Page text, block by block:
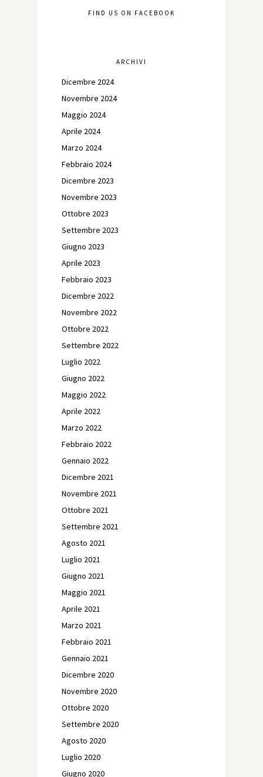
FIND US ON FACEBOOK
ARCHIVI
Dicembre 2024
Novembre 2024
Maggio 2024
Aprile 2024
Marzo 2024
Febbraio 2024
Dicembre 2023
Novembre 2023
Ottobre 2023
Settembre 2023
Giugno 2023
Aprile 2023
Febbraio 2023
Dicembre 2022
Novembre 2022
Ottobre 2022
Settembre 2022
Luglio 2022
Giugno 2022
Maggio 2022
Aprile 2022
Marzo 2022
Febbraio 2022
Gennaio 2022
Dicembre 2021
Novembre 2021
Ottobre 2021
Settembre 2021
Agosto 2021
Luglio 2021
Giugno 2021
Maggio 2021
Aprile 2021
Marzo 2021
Febbraio 2021
Gennaio 2021
Dicembre 2020
Novembre 2020
Ottobre 2020
Settembre 2020
Agosto 2020
Luglio 2020
Giugno 2020